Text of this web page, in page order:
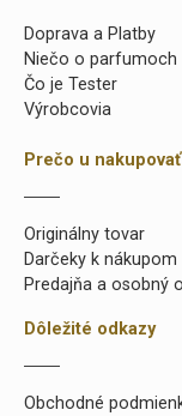
Doprava a Platby
Niečo o parfumoch
Čo je Tester
Výrobcovia
Prečo u
Originálny tovar
Darčeky k nákupom
Predajňa a osobný
Dôležité odkazy
Obchodné